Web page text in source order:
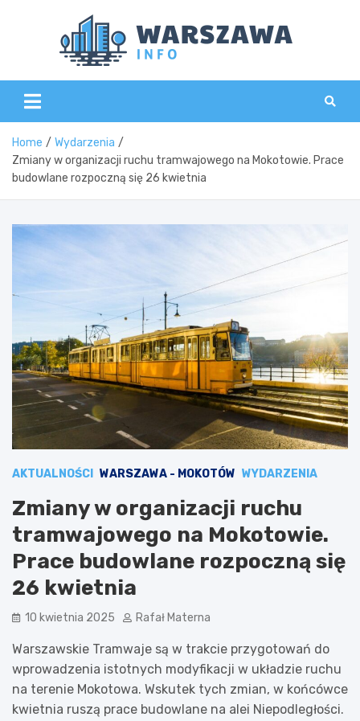
Home
Wydarzenia
Zmiany w organizacji ruchu tramwajowego na Mokotowie. Prace
budowlane rozpoczną się 26 kwietnia
AKTUALNOŚCI WARSZAWA - MOKOTÓW WYDARZENIA
Zmiany w organizacji ruchu
tramwajowego na Mokotowie.
Prace budowlane rozpoczną się
26 kwietnia
10 kwietnia 2025 Rafał Materna
Warszawskie Tramwaje są w trakcie przygotowań do
wprowadzenia istotnych modyfikacji w układzie ruchu
na terenie Mokotowa. Wskutek tych zmian, w końcówce
kwietnia ruszą prace budowlane na alei Niepodległości.